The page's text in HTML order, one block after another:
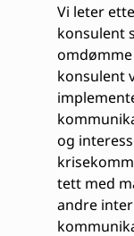
Vi leter
konsulent
omdømme
konsulent
og
tett med
andre